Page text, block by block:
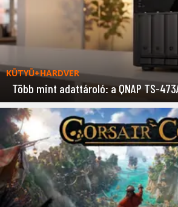
KÜTYÜ+HARDVER
Több mint adattároló: a QNAP TS-